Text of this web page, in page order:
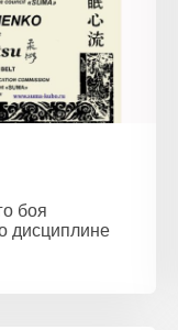
боя
дисциплине